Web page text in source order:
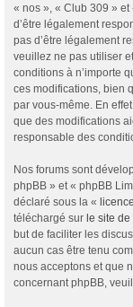
« nos », « Club 309 »
d’être légalement
pas d’être légalement
veuillez ne pas utiliser
conditions à n’importe
ces modifications, bien
par vous-même. En
que des modifications
responsable des
Nos forums sont
phpBB » et « phpBB
déclaré sous la «
téléchargé sur le site de
but de faciliter les
aucun cas être tenu
nous acceptons et que
concernant phpBB,